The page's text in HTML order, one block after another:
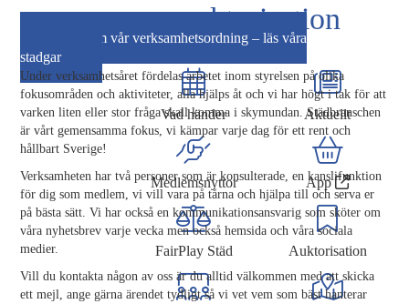
auktorisation
Vad händer Aktuellt
Medlemsnyttor App
FairPlay Städ Auktorisation
Mer om vår verksamhetsordning – läs våra
stadgar
Under verksamhetsåret fördelas arbetet inom styrelsen på olika
fokusområden och aktiviteter, alla hjälps åt och vi har högt i tak för att
varken liten eller stor fråga skall komma i skymundan. Städbranschen
är vårt gemensamma fokus, vi kämpar varje dag för ett rent och
hållbart Sverige!
Verksamheten har två personer som är konsulterade, en kanslifunktion
för dig som medlem, vi vill vara på tårna och hjälpa till och serva er
på bästa sätt. Vi har också en kommunikationsansvarig som sköter om
våra nyhetsbrev varje vecka men också hemsida och våra sociala
medier.
Vill du kontakta någon av oss är du alltid välkommen med att skicka
ett mejl, ange gärna ärendet tydligt så vi vet vem som bäst hanterar